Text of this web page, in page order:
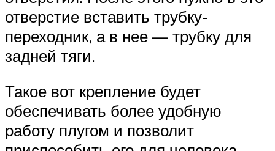
отверстие вставить трубку-
переходник, а в нее — трубку для
задней тяги.
Такое вот крепление будет
обеспечивать более удобную
работу плугом и позволит